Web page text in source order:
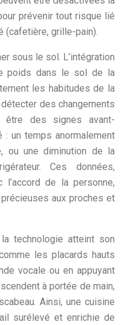
prévenir tout risque lié
(cafetière, grille-pain).
sous le sol. L’intégration
poids dans le sol de la
les habitudes de la
des changements
être des signes avant-
un temps anormalement
ou une diminution de la
Ces données,
de la personne,
aux proches et
technologie atteint son
les placards hauts
vocale ou en appuyant
à portée de main,
Ainsi, une cuisine
surélevé et enrichie de